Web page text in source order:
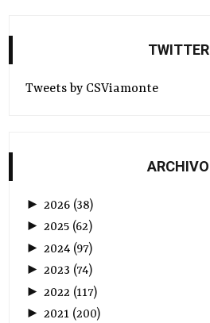
TWITTER
Tweets by CSViamonte
ARCHIVO
► 2026 (38)
►2025 (62)
► 2024 (97)
►2023 (74)
► 2022 (117)
►2021 (200)